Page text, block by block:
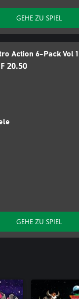
GEHE ZU SPIEL
Action 6-Pack Vol 1
20.50
GEHE ZU SPIEL